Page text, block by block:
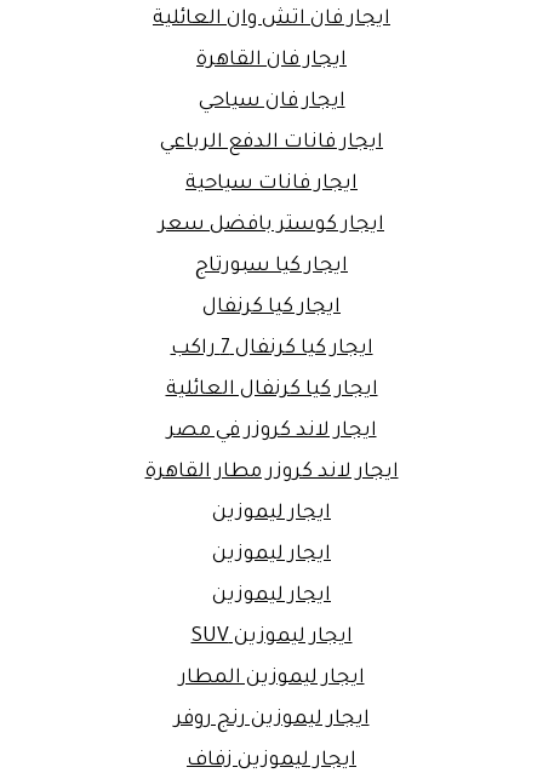
ايجار فان اتش وان العائلية
ايجار فان القاهرة
ايجار فان سياحي
ايجار فانات الدفع الرباعي
ايجار فانات سياحية
ايجار كوستر بافضل سعر
ايجار كيا سبورتاج
ايجار كيا كرنفال
ايجار كيا كرنفال 7 راكب
ايجار كيا كرنفال العائلية
ايجار لاند كروزر في مصر
ايجار لاند كروزر مطار القاهرة
ايجار ليموزين
ايجار ليموزين
ايجار ليموزين
ايجار ليموزين SUV
ايجار ليموزين المطار
ايجار ليموزين رنج روفر
ايجار ليموزين زفاف